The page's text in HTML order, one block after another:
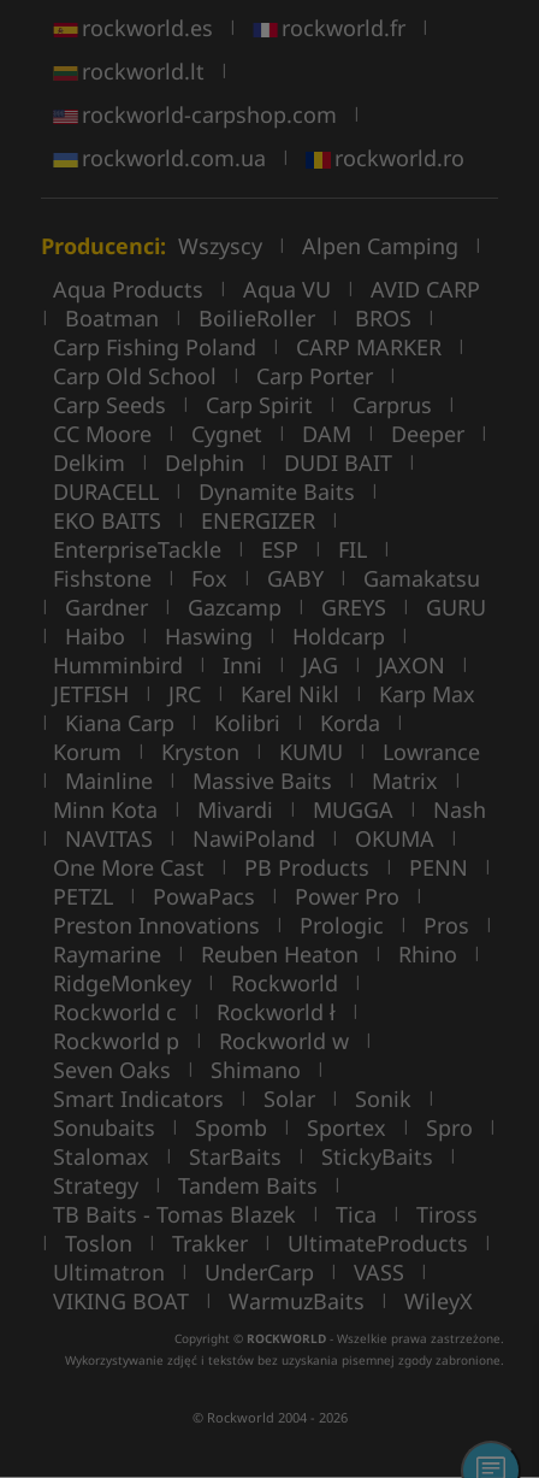
rockworld.es | rockworld.fr |
rockworld.lt |
rockworld-carpshop.com |
rockworld.com.ua | rockworld.ro
Producenci: Wszyscy | Alpen Camping |
Aqua Products | Aqua VU | AVID CARP
| Boatman | BoilieRoller | BROS |
Carp Fishing Poland | CARP MARKER |
Carp Old School | Carp Porter |
Carp Seeds | Carp Spirit | Carprus |
CC Moore | Cygnet | DAM | Deeper |
Delkim | Delphin | DUDI BAIT |
DURACELL | Dynamite Baits |
EKO BAITS | ENERGIZER |
EnterpriseTackle | ESP | FIL |
Fishstone | Fox | GABY | Gamakatsu
| Gardner | Gazcamp | GREYS | GURU
| Haibo | Haswing | Holdcarp |
Humminbird | Inni | JAG | JAXON |
JETFISH | JRC | Karel Nikl | Karp Max
| Kiana Carp | Kolibri | Korda |
Korum | Kryston | KUMU | Lowrance
| Mainline | Massive Baits | Matrix |
Minn Kota | Mivardi | MUGGA | Nash
| NAVITAS | NawiPoland | OKUMA |
One More Cast | PB Products | PENN |
PETZL | PowaPacs | Power Pro |
Preston Innovations | Prologic | Pros |
Raymarine | Reuben Heaton | Rhino |
RidgeMonkey | Rockworld |
Rockworld c | Rockworld ł |
Rockworld p | Rockworld w |
Seven Oaks | Shimano |
Smart Indicators | Solar | Sonik |
Sonubaits | Spomb | Sportex | Spro |
Stalomax | StarBaits | StickyBaits |
Strategy | Tandem Baits |
TB Baits - Tomas Blazek | Tica | Tiross
| Toslon | Trakker | UltimateProducts |
Ultimatron | UnderCarp | VASS |
VIKING BOAT | WarmuzBaits | WileyX
Copyright © ROCKWORLD - Wszelkie prawa zastrzeżone.
Wykorzystywanie zdjęć i tekstów bez uzyskania pisemnej zgody zabronione.
© Rockworld 2004 - 2026